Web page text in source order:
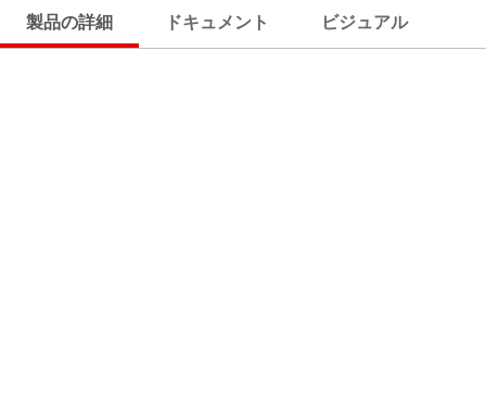
製品の詳細 ドキュメント ビジュアル